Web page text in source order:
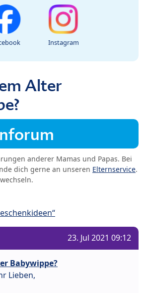
Instagram
Alter
anderer Mamas und Papas. Bei
dich gerne an unseren Elternservice.
wechseln.
23. Jul 2021 09:12
Babywippe?
Lieben,